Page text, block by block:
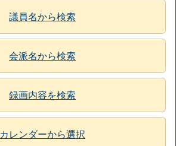
議員名から検索
会派名から検索
録画内容を検索
カレンダーから選択